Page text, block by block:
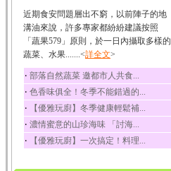
冬瓜
冬瓜營養價值高，鈉含
量極低是水腫病人的...
豆豉
豆豉裡頭含有營養的蛋
白質、脂肪、鈣、磷...
榛果
榛果裡所含的營養素有
蛋白質、脂肪、醣類...
迷迭香
近期食安問題層出不窮，以前陣子的地
溝油來說，許多專家都紛紛建議按照
「蔬果579」原則，於一日內攝取多樣的
蔬菜、水果.......<詳全文>
‧ 部落自然蔬菜 邀都市人共食...
‧ 色香味俱全！冬季不能錯過的...
‧ 【優雅玩廚】冬季健康輕鬆補...
‧ 濃情蜜意的山珍海味 「討海...
‧ 【優雅玩廚】一次搞定！料理...